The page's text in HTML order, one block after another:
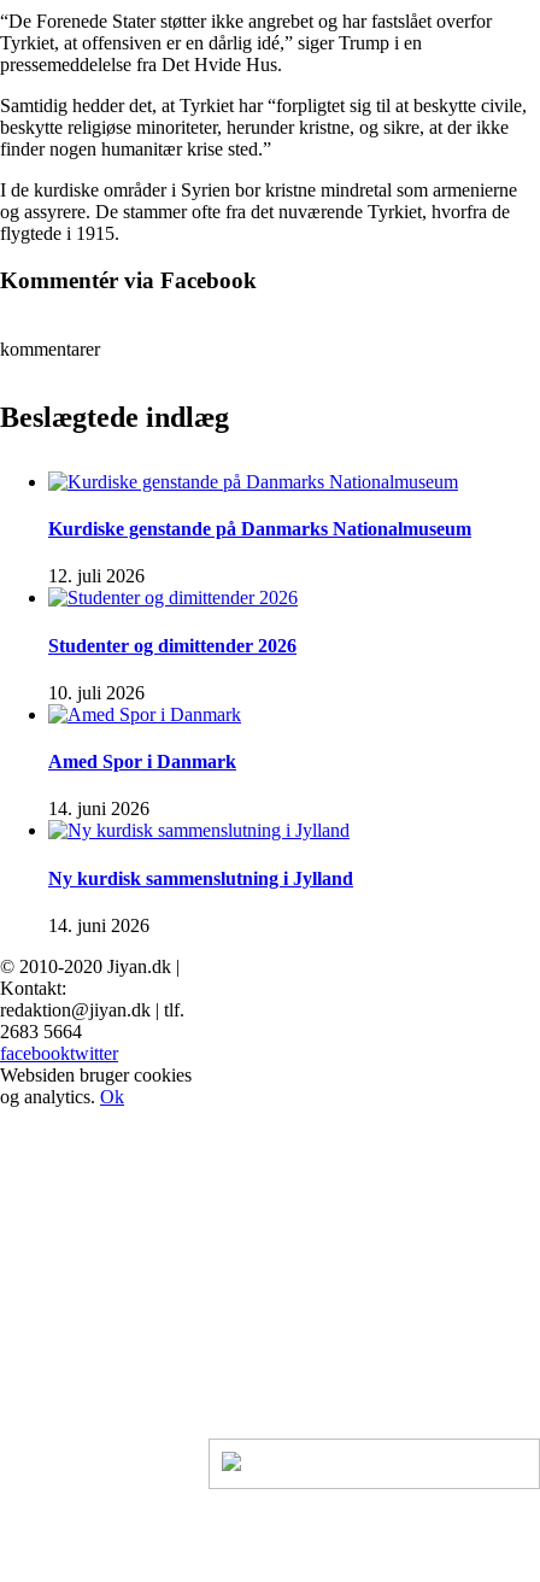
“De Forenede Stater støtter ikke angrebet og har fastslået overfor
Tyrkiet, at offensiven er en dårlig idé,” siger Trump i en
pressemeddelelse fra Det Hvide Hus.
Samtidig hedder det, at Tyrkiet har “forpligtet sig til at beskytte civile,
beskytte religiøse minoriteter, herunder kristne, og sikre, at der ikke
finder nogen humanitær krise sted.”
I de kurdiske områder i Syrien bor kristne mindretal som armenierne
og assyrere. De stammer ofte fra det nuværende Tyrkiet, hvorfra de
flygtede i 1915.
Kommentér via Facebook
kommentarer
Beslægtede indlæg
Kurdiske genstande på Danmarks Nationalmuseum
12. juli 2026
Studenter og dimittender 2026
10. juli 2026
Amed Spor i Danmark
14. juni 2026
Ny kurdisk sammenslutning i Jylland
14. juni 2026
© 2010-2020 Jiyan.dk |
Kontakt:
redaktion@jiyan.dk | tlf.
2683 5664
facebooktwitter
Websiden bruger cookies
og analytics. Ok